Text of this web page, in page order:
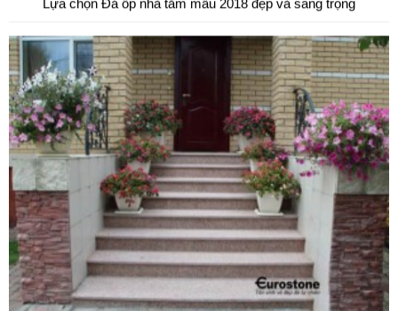
Mẫu bàn ăn mặt đá tự nhiên cao cấp và sang trọng cho gia đình
thân yêu của bạn.